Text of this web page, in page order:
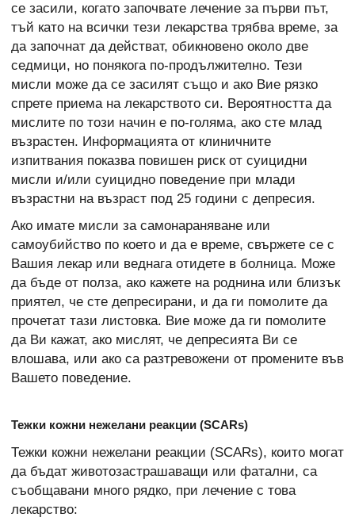
се засили, когато започвате лечение за първи път,
тъй като на всички тези лекарства трябва време, за
да започнат да действат, обикновено около две
седмици, но понякога по-продължително. Тези
мисли може да се засилят също и ако Вие рязко
спрете приема на лекарството си. Вероятността да
мислите по този начин е по-голяма, ако сте млад
възрастен. Информацията от клиничните
изпитвания показва повишен риск от суицидни
мисли и/или суицидно поведение при млади
възрастни на възраст под 25 години с депресия.
Ако имате мисли за самонараняване или
самоубийство по което и да е време, свържете се с
Вашия лекар или веднага отидете в болница. Може
да бъде от полза, ако кажете на роднина или близък
приятел, че сте депресирани, и да ги помолите да
прочетат тази листовка. Вие може да ги помолите
да Ви кажат, ако мислят, че депресията Ви се
влошава, или ако са разтревожени от промените във
Вашето поведение.
Тежки кожни нежелани реакции (SCARs)
Тежки кожни нежелани реакции (SCARs), които могат
да бъдат животозастрашаващи или фатални, са
съобщавани много рядко, при лечение с това
лекарство: